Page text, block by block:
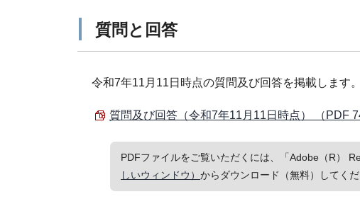
質問と回答
令和7年11月11日時点の質問及び回答を掲載します。
質問及び回答（令和7年11月11日時点） （PDF
PDFファイルをご覧いただくには、「Adobe（R）
しいウィンドウ） からダウンロード（無料）してくだ